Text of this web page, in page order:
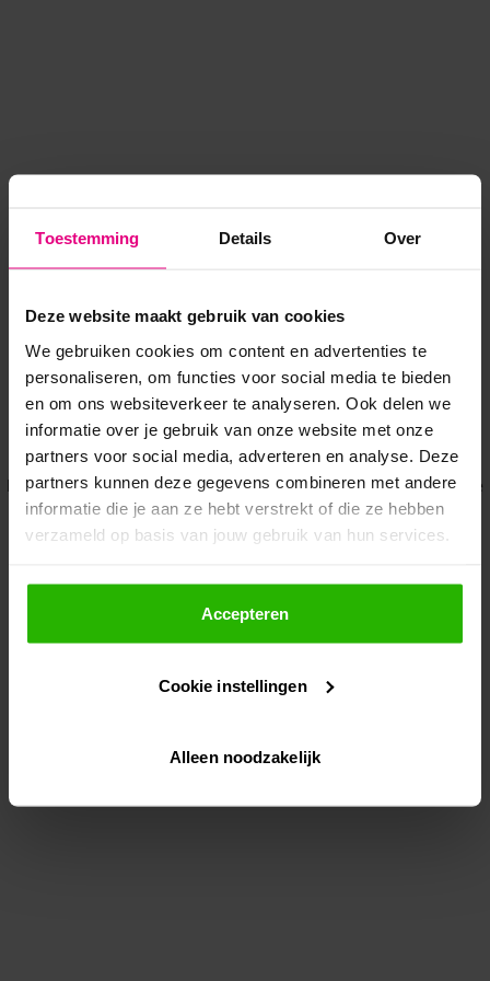
Toestemming Details Over
Deze website maakt gebruik van cookies
We gebruiken cookies om content en advertenties te
personaliseren, om functies voor social media te bieden
en om ons websiteverkeer te analyseren. Ook delen we
informatie over je gebruik van onze website met onze
partners voor social media, adverteren en analyse. Deze
partners kunnen deze gegevens combineren met andere
informatie die je aan ze hebt verstrekt of die ze hebben
verzameld op basis van jouw gebruik van hun services.
Als je op "Accepteer" klikt, dan geef je Voordeeluitjes.nl
toestemming om cookies voor social media en
gepersonaliseerde advertenties te plaatsen.
Lees hier meer over in onsprivacybeleid
Via "Cookie instellingen" kun je ook zelf instellen welke
Accepteren
Cookie instellingen
Alleen noodzakelijk
Application error: a client-side exception has occurred while
loadingwww.voordeeluitjes.nl (see the browser console for more
information).